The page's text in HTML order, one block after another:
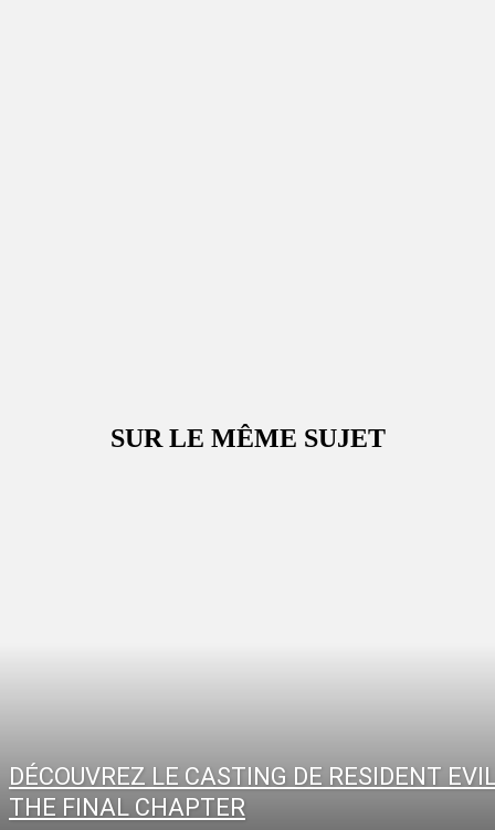
SUR LE MÊME SUJET
DÉCOUVREZ LE CASTING DE RESIDENT
THE FINAL CHAPTER